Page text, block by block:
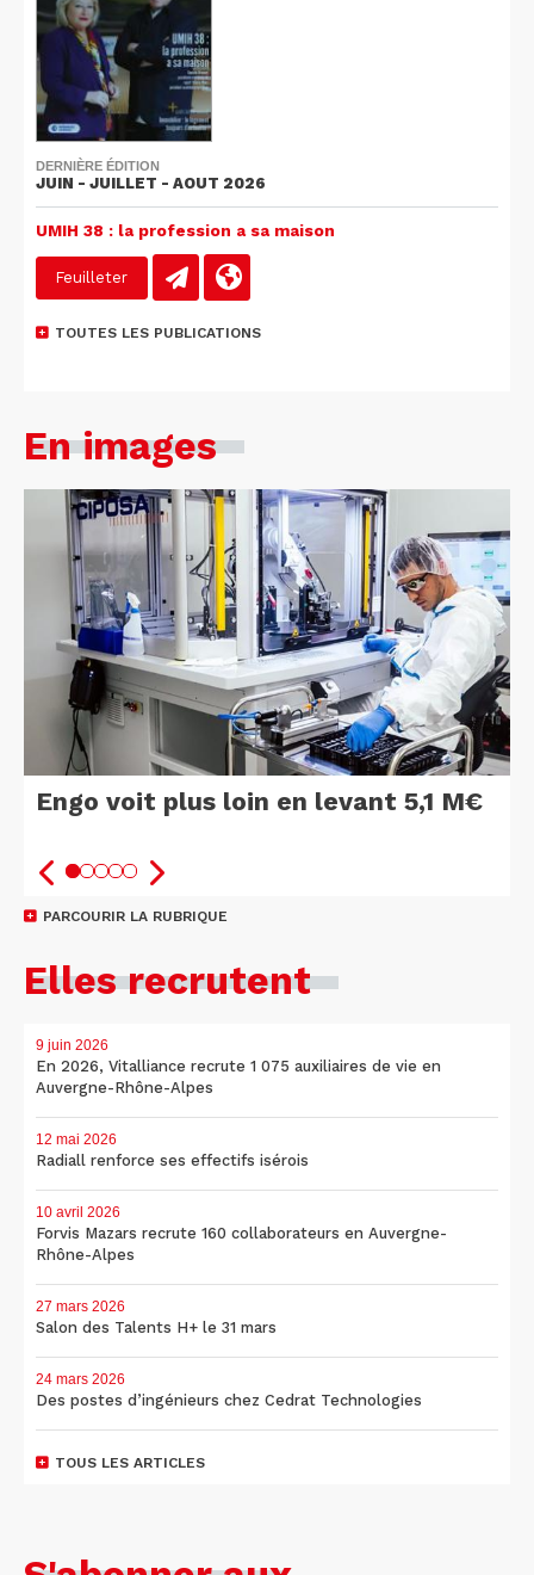
DERNIÈRE ÉDITION
JUIN - JUILLET - AOUT 2026
UMIH 38 : la profession a sa maison
Feuilleter
TOUTES LES PUBLICATIONS
En images
Engo voit plus loin en levant 5,1 M€
PARCOURIR LA RUBRIQUE
Elles recrutent
9 juin 2026
En 2026, Vitalliance recrute 1 075 auxiliaires de vie en
Auvergne-Rhône-Alpes
12 mai 2026
Radiall renforce ses effectifs isérois
10 avril 2026
Forvis Mazars recrute 160 collaborateurs en Auvergne-
Rhône-Alpes
27 mars 2026
Salon des Talents H+ le 31 mars
24 mars 2026
Des postes d’ingénieurs chez Cedrat Technologies
TOUS LES ARTICLES